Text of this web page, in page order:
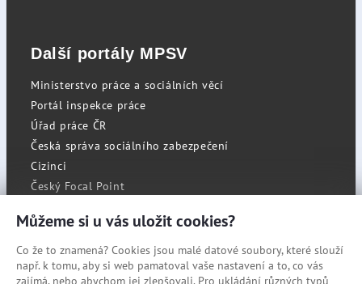
Další portály MPSV
Ministerstvo práce a sociálních věcí
Portál inspekce práce
Úřad práce ČR
Česká správa sociálního zabezpečení
Cizinci
Český Focal Point
RSS
Cookies
Můžeme si u vás uložit cookies?
Co že to znamená? Cookies jsou malé datové soubory, které slouží
např. k tomu, aby si web pamatoval vaše nastavení a to, co vás
zajímá, nebo abychom jej zlepšovali. Pro ukládání různých typů